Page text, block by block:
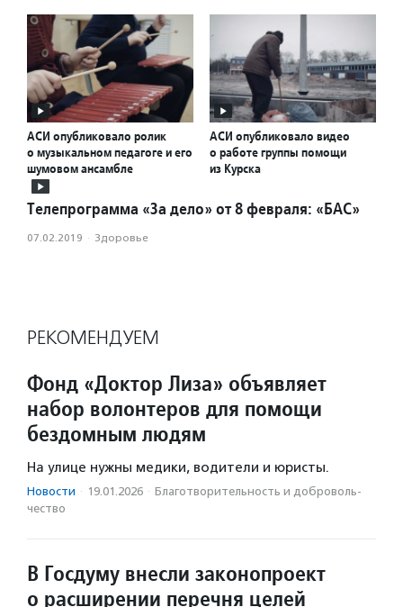
АСИ опубликовало ролик
о музыкальном педагоге и его
шумовом ансамбле
АСИ опубликовало видео
о работе группы помощи
из Курска
Телепрограмма «За дело» от 8 февраля: «БАС»
07.02.2019 · Здоровье
РЕКОМЕНДУЕМ
Фонд «Доктор Лиза» объявляет
набор волонтеров для помощи
бездомным людям
На улице нужны медики, водители и юристы.
Новости · 19.01.2026 · Благотвори­тель­ность и доброволь­
чест­во
В Госдуму внесли законопроект
о расширении перечня целей